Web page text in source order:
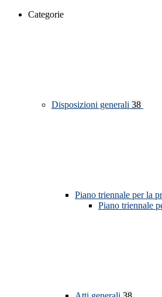
Categorie
Disposizioni generali 38
Piano triennale per la
Piano triennale